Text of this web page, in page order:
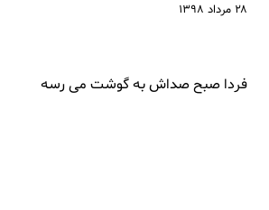
۲۸ مرداد ۱۳۹۸
فردا صبح صداش به گوشت می رسه